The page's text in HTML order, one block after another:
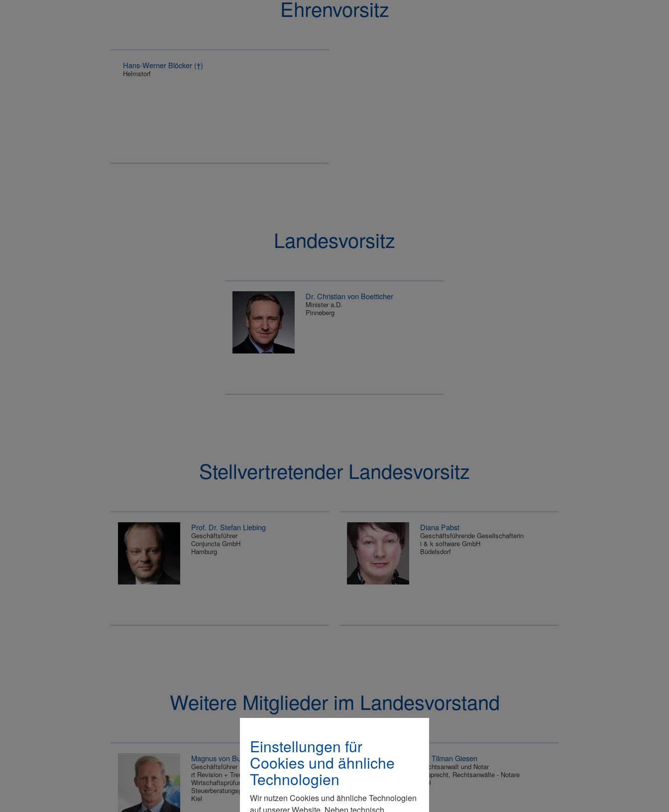
Einstellungen für
Cookies und ähnliche
Technologien
Wir nutzen Cookies und ähnliche Technologien
auf unserer Website. Neben technisch
Ehrenvorsitz
Hans-Werner Blöcker (†)
Helmstorf
Landesvorsitz
Dr. Christian von Boetticher
Minister a.D.
Pinneberg
Stellvertretender Landesvorsitz
Prof. Dr. Stefan Liebing
Geschäftsführer
Conjuncta GmbH
Hamburg
Diana Pabst
Geschäftsführende Gesellschafterin
i & k software GmbH
Büdelsdorf
Weitere Mitglieder im Landesvorstand
Magnus von Buchwaldt
Geschäftsführer
rt Revision + Treuhand GmbH & Co. KG
Wirtschaftsprüfungsgesellschaft ·
Steuerberatungsgesellschaft
Kiel
Dr. Tilman Giesen
Rechtsanwalt und Notar
Lauprecht, Rechtsanwälte - Notare
Kiel